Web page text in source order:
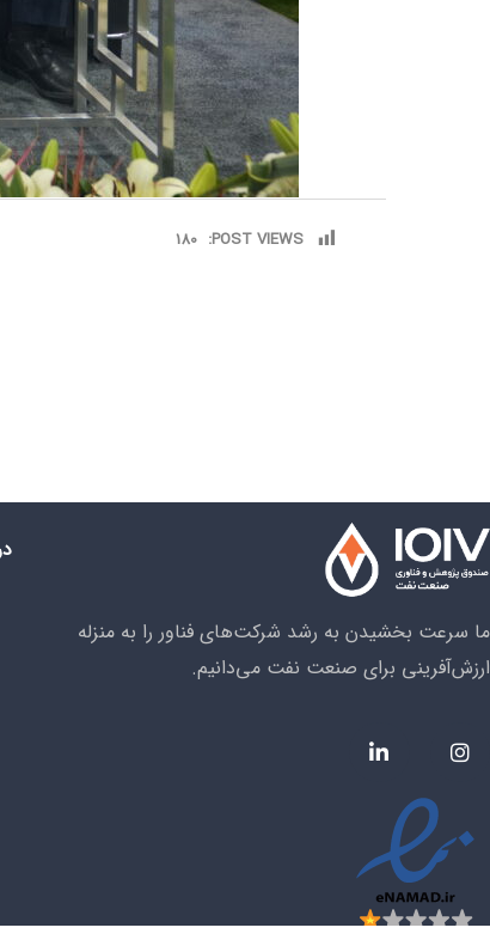
POST VIEWS:
180
ما سرعت بخشیدن به رشد شرکت‌های فناور را به منزله
ارزش‌آفرینی برای صنعت نفت می‌دانیم.